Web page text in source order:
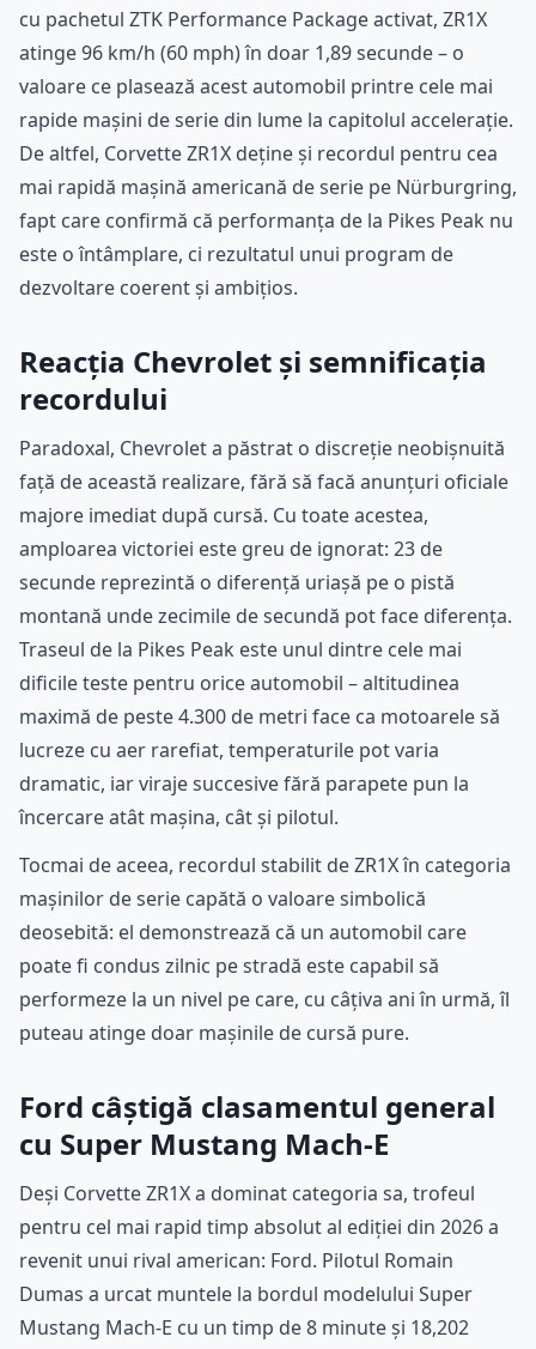
cu pachetul ZTK Performance Package activat, ZR1X
atinge 96 km/h (60 mph) în doar 1,89 secunde – o
valoare ce plasează acest automobil printre cele mai
rapide mașini de serie din lume la capitolul accelerație.
De altfel, Corvette ZR1X deține și recordul pentru cea
mai rapidă mașină americană de serie pe Nürburgring,
fapt care confirmă că performanța de la Pikes Peak nu
este o întâmplare, ci rezultatul unui program de
dezvoltare coerent și ambițios.
Reacția Chevrolet și semnificația
recordului
Paradoxal, Chevrolet a păstrat o discreție neobișnuită
față de această realizare, fără să facă anunțuri oficiale
majore imediat după cursă. Cu toate acestea,
amploarea victoriei este greu de ignorat: 23 de
secunde reprezintă o diferență uriașă pe o pistă
montană unde zecimile de secundă pot face diferența.
Traseul de la Pikes Peak este unul dintre cele mai
dificile teste pentru orice automobil – altitudinea
maximă de peste 4.300 de metri face ca motoarele să
lucreze cu aer rarefiat, temperaturile pot varia
dramatic, iar viraje succesive fără parapete pun la
încercare atât mașina, cât și pilotul.
Tocmai de aceea, recordul stabilit de ZR1X în categoria
mașinilor de serie capătă o valoare simbolică
deosebită: el demonstrează că un automobil care
poate fi condus zilnic pe stradă este capabil să
performeze la un nivel pe care, cu câțiva ani în urmă, îl
puteau atinge doar mașinile de cursă pure.
Ford câștigă clasamentul general
cu Super Mustang Mach-E
Deși Corvette ZR1X a dominat categoria sa, trofeul
pentru cel mai rapid timp absolut al ediției din 2026 a
revenit unui rival american: Ford. Pilotul Romain
Dumas a urcat muntele la bordul modelului Super
Mustang Mach-E cu un timp de 8 minute și 18,202